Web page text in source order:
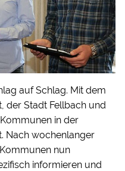
auf Schlag. Mit dem
der Stadt Fellbach und
in der
Nach wochenlanger
nun
informieren und